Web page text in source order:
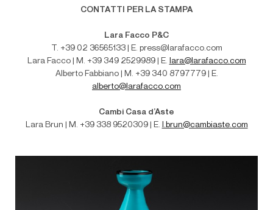
CONTATTI PER LA STAMPA
Lara Facco P&C
T. +39 02 36565133 | E. press@larafacco.com
Lara Facco | M. +39 349 2529989 | E. lara@larafacco.com
Alberto Fabbiano | M. +39 340 8797779 | E.
alberto@larafacco.com
Cambi Casa d’Aste
Lara Brun | M . +39 338 9520309 | E. l.brun@cambiaste.com